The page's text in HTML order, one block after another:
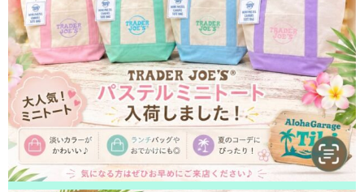
2026/05/15
松戸市よりお越しのお客様のiPhone13Proの液晶交換をさせて頂きました！
ありがとうございました！
2026/05/15
柏市よりお越しのお客様のiPhone12ProMaxのバッテリー交換をさせて頂き
ました！ありがとうございました！
2026/05/14
鎌ヶ谷市よりお越しのお客様のiPhone14Maxのガラス交換をさせて頂きま
した！ありがとうございました！
2026/05/13
松戸市よりお越しのお客様のiPhone14Proの液晶交換をさせて頂きました！
ありがとうございました！
2026/05/12
市川市よりお越しのお客様のiPhone12の基板修理をさせて頂きました！あ